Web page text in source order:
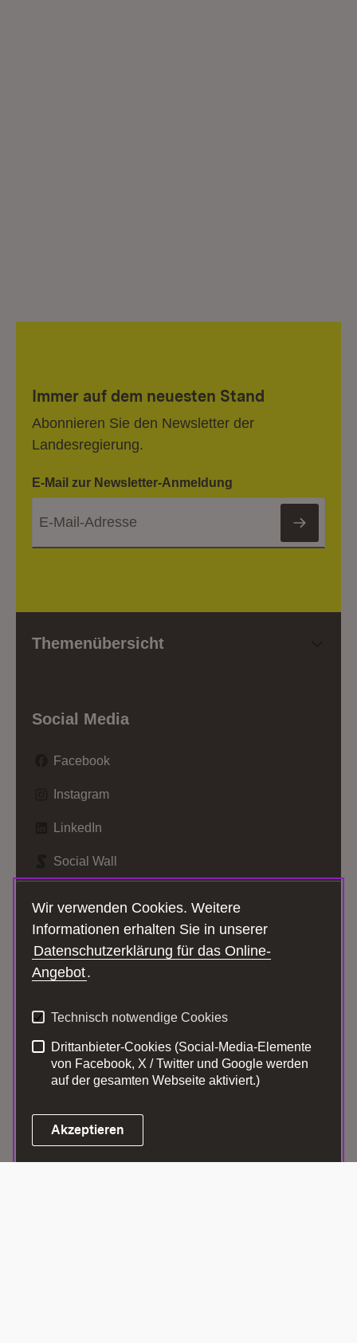
Immer auf dem neuesten Stand
Abonnieren Sie den Newsletter der
Landesregierung.
E-Mail zur Newsletter-Anmeldung
Themenübersicht
Social Media
Facebook
Instagram
LinkedIn
Social Wall
Youtube
Benutzungshinweise
Erklärung zur
Barrierefreiheit
Impressum
Cookies
Wir verwenden Cookies. Weitere
Informationen erhalten Sie in unserer
Datenschutzerklärung für das Online-
Angebot.
Technisch notwendige Cookies
Drittanbieter-Cookies (Social-Media-Elemente
von Facebook, X / Twitter und Google werden
auf der gesamten Webseite aktiviert.)
Akzeptieren